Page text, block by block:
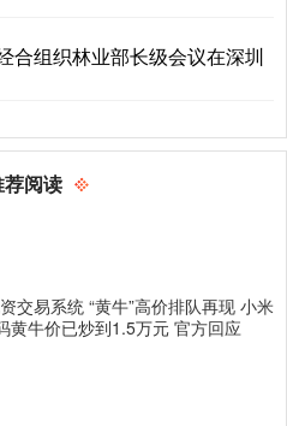
合组织林业部长级会议在深圳
荐阅读
交易系统 “黄牛”高价排队再现 小米
黄牛价已炒到1.5万元 官方回应